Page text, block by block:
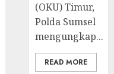
(OKU) Timur,
Polda Sumsel
mengungkap...
READ MORE